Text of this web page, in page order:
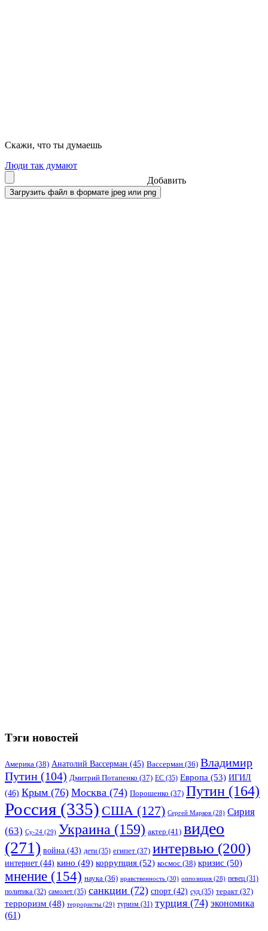
Скажи, что ты думаешь
Люди так думают
Добавить
Тэги новостей
Америка (38) Анатолий Вассерман (45) Вассерман (36) Владимир
Путин (104) Дмитрий Потапенко (37) ЕС (35) Европа (53) ИГИЛ
(46) Крым (76) Москва (74) Порошенко (37) Путин (164)
Россия (335) США (127) Сергей Марков (28) Сирия
(63) Су-24 (29) Украина (159) актер (41) видео
(271) война (43) дети (35) египет (37) интервью (200)
интернет (44) кино (49) коррупция (52) космос (38) кризис (50)
мнение (154) наука (36) нравственность (30) оппозиция (28) певец (31)
политика (32) самолет (35) санкции (72) спорт (42) суд (35) теракт (37)
терроризм (48) террористы (29) туризм (31) турция (74) экономика
(61)